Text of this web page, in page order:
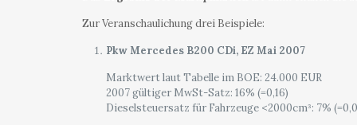
Zur Veranschaulichung drei Beispiele:
Pkw Mercedes B200 CDi, EZ Mai 2007
Marktwert laut Tabelle im BOE: 24.000 EUR
2007 gültiger MwSt-Satz: 16% (=0,16)
Dieselsteuersatz für Fahrzeuge <2000cm³: 7%